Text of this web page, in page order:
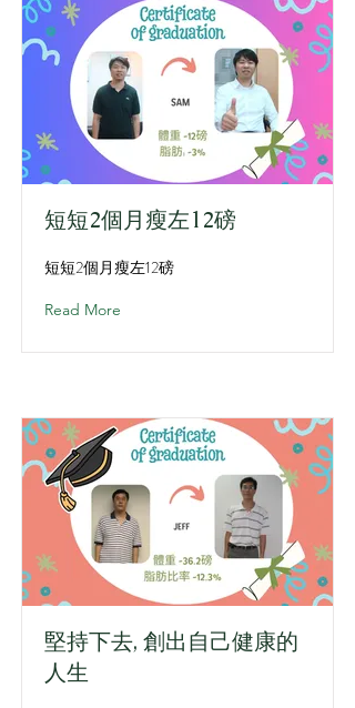
短短2個月瘦左12磅
短短2個月瘦左12磅
Read More
堅持下去, 創出自己健康的
人生